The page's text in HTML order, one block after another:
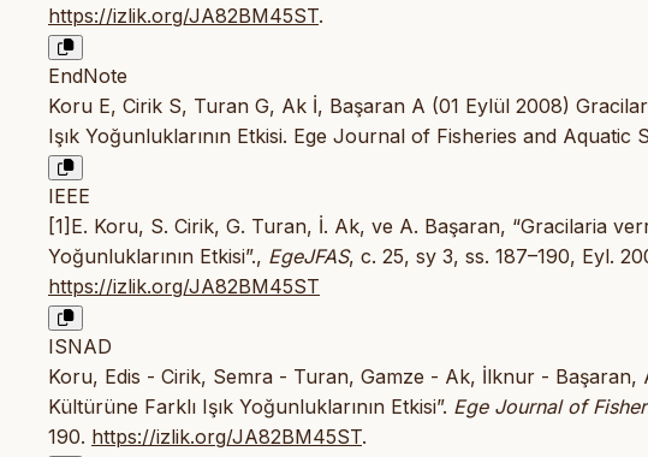
https://izlik.org/JA82BM45ST.
EndNote
Koru E, Cirik S, Turan G, Ak İ, Başaran A (01 Eylül 2008)
Işık Yoğunluklarının Etkisi. Ege Journal of Fisheries and Aquatic
IEEE
[1]E. Koru, S. Cirik, G. Turan, İ. Ak, ve A. Başaran, “Gracilaria
Yoğunluklarının Etkisi”., EgeJFAS, c. 25, sy 3, ss. 187–190, Eyl.
https://izlik.org/JA82BM45ST
ISNAD
Koru, Edis - Cirik, Semra - Turan, Gamze - Ak, İlknur - Başaran,
Kültürüne Farklı Işık Yoğunluklarının Etkisi”. Ege Journal of
190. https://izlik.org/JA82BM45ST.